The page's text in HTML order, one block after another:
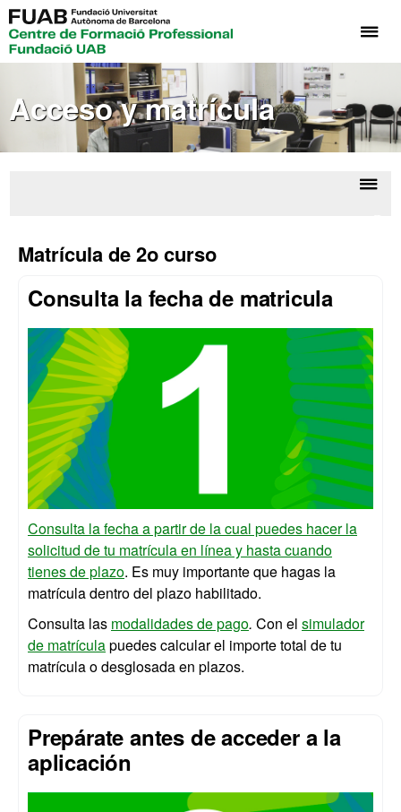
el
Acceso y matrícula
Matrícula de 2o curso
Consulta la fecha de matricula
Consulta la fecha a partir de la cual puedes hacer la
solicitud de tu matrícula en línea y hasta cuando
tienes de plazo. Es muy importante que hagas la
matrícula dentro del plazo habilitado.
Consulta las modalidades de pago. Con el simulador
de matrículapuedes calcular el importe total de tu
matrícula o desglosada en plazos.
Prepárate antes de acceder a la
aplicación